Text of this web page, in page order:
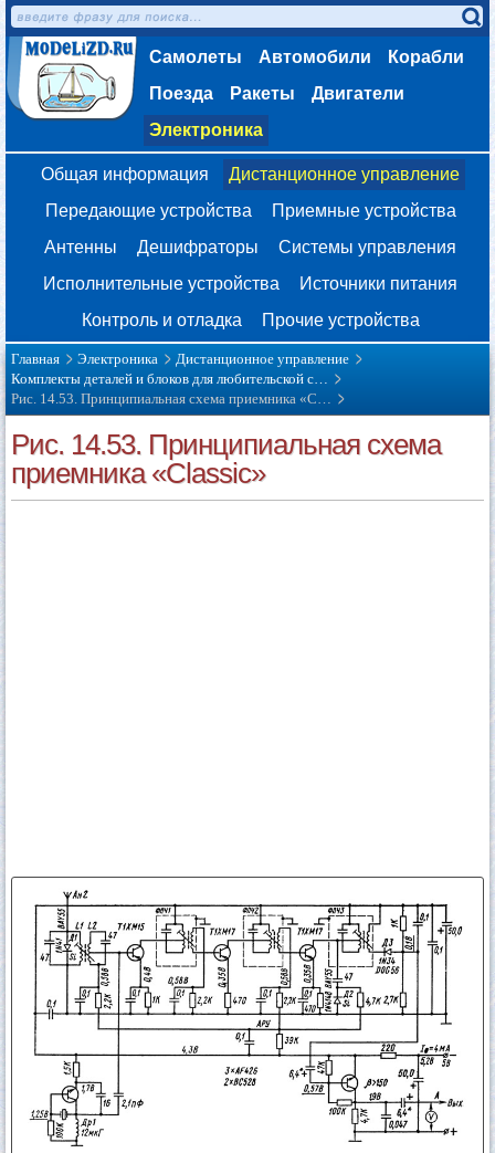
Самолеты Автомобили
Корабли
Поезда
Ракеты
Двигатели
Электроника
Общая информация
Дистанционное управление
Передающие устройства
Приемные устройства
Антенны
Дешифраторы
Системы управления
Исполнительные устройства
Источники питания
Контроль и отладка
Прочие устройства
Главная Электроника
Дистанционное управление
Комплекты деталей и блоков для любительской с…
Рис. 14.53. Принципиальная схема приемника «C…
Рис. 14.53. Принципиальная схема
приемника «Classic»